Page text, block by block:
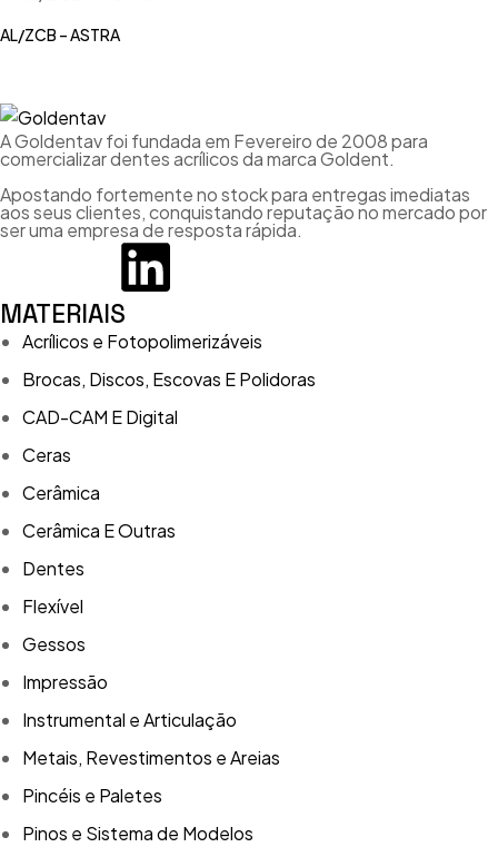
AL/ZCB – ASTRA
A Goldentav foi fundada em Fevereiro de 2008 para
comercializar dentes acrílicos da marca Goldent.
Apostando fortemente no stock para entregas imediatas
aos seus clientes, conquistando reputação no mercado por
ser uma empresa de resposta rápida.
MATERIAIS
Acrílicos e Fotopolimerizáveis
Brocas, Discos, Escovas E Polidoras
CAD-CAM E Digital
Ceras
Cerâmica
Cerâmica E Outras
Dentes
Flexível
Gessos
Impressão
Instrumental e Articulação
Metais, Revestimentos e Areias
Pincéis e Paletes
Pinos e Sistema de Modelos